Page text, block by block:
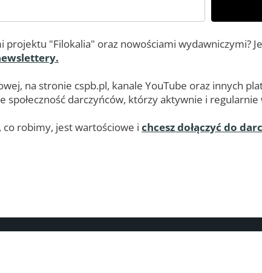
"Filokalia" oraz nowościami wydawniczymi?
na stronie cspb.pl, kanale YouTube oraz innych
darczyńców, którzy aktywnie i regularnie
robimy, jest wartościowe i chcesz dołączyć do